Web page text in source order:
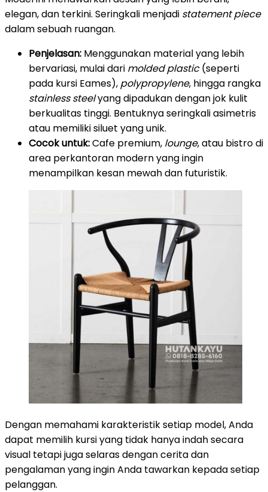
elegan, dan terkini. Seringkali menjadi statement piece
dalam sebuah ruangan.
Penjelasan: Menggunakan material yang lebih
bervariasi, mulai dari molded plastic(seperti
pada kursi Eames), polypropylene, hingga rangka
stainless steelyang dipadukan dengan jok kulit
berkualitas tinggi. Bentuknya seringkali asimetris
atau memiliki siluet yang unik.
Cocok untuk:Cafe premium, lounge, atau bistro di
area perkantoran modern yang ingin
menampilkan kesan mewah dan futuristik.
Dengan memahami karakteristik setiap model, Anda
dapat memilih kursi yang tidak hanya indah secara
visual tetapi juga selaras dengan cerita dan
pengalaman yang ingin Anda tawarkan kepada setiap
pelanggan.